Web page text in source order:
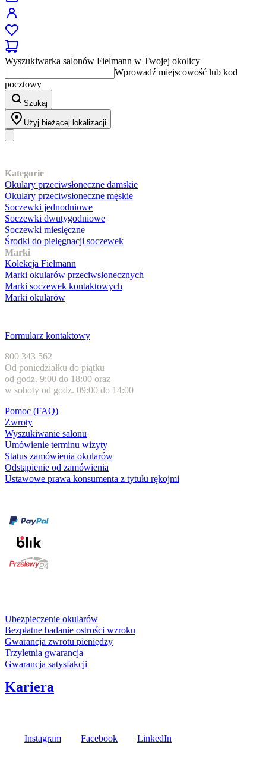
Wyszukiwarka salonów Fielmann w Twojej okolicy
Wprowadź miejscowość lub kod
pocztowy
Szukaj
Użyj bieżącej lokalizacji
Kategorie
Okulary przeciwsłoneczne damskie
Okulary przeciwsłoneczne męskie
Soczewki jednodniowe
Soczewki dwutygodniowe
Soczewki miesięczne
Środki do pielęgnacji soczewek
Marki
Kolekcja Fielmann
Marki okularów przeciwsłonecznych
Marki soczewek kontaktowych
Marki okularów
Formularz kontaktowy
800 343 562
Od poniedziałku do piątku
od godz. 9:00 do 18:00 oraz
w soboty od godz. 09:00 do 14:00
Pomoc (FAQ)
Zwroty
Wyszukiwanie salonu
Umówienie terminu wizyty
Status zamówienia okularów
Odstąpienie od zamówienia
Ustawowe prawa konsumenta z tytułu rękojmi
Ubezpieczenie okularów
Bezpłatne badanie ostrości wzroku
Gwarancja zwrotu pieniędzy
Trzyletnia gwarancja
Gwarancja satysfakcji
Kariera
Instagram Facebook LinkedIn